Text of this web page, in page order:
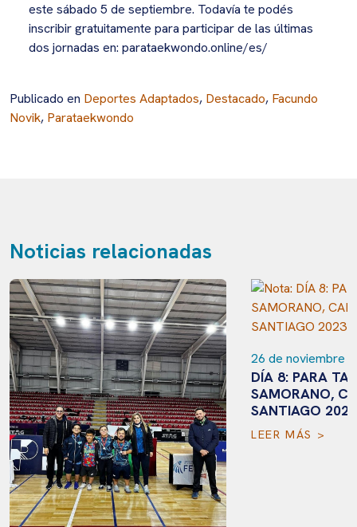
este sábado 5 de septiembre. Todavía te podés
inscribir gratuitamente para participar de las últimas
dos jornadas en: parataekwondo.online/es/
Publicado en Deportes Adaptados, Destacado, Facundo
Novik, Parataekwondo
Noticias relacionadas
26 de noviembre
DÍA 8: PARA
SAMORANO,
SANTIAGO 2023
LEER MÁS >